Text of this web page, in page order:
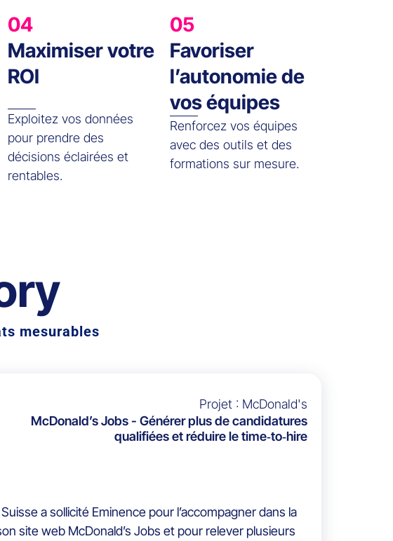
04
Maximiser votre
ROI
Exploitez vos données
pour prendre des
décisions éclairées et
rentables.
05
Favoriser
l’autonomie de
vos équipes
Renforcez vos équipes
avec des outils et des
formations sur mesure.
mesurables
Projet : McDonald's
McDonald’s Jobs - Générer plus de candidatures
qualifiées et réduire le time‑to‑hire
Suisse a sollicité Eminence pour l’accompagner dans la
site web McDonald’s Jobs et pour relever plusieurs